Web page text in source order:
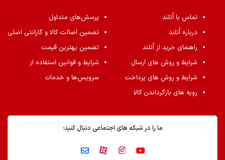
تماس با اُتلند
درباره اُتلند
راهنمای خرید از اُتلند
شرایط و روش های ارسال
شرایط و روش های پرداخت
رویه های بازگرداندن کالا
پرسش‌های متداول
تضمین اصالت کالا و گارانتی اصلی
تضمین بهترین قیمت
شرایط و قوانین استفاده از
سرویس‌ها و خدمات
ما را در شبکه های اجتماعی دنبال کنید: